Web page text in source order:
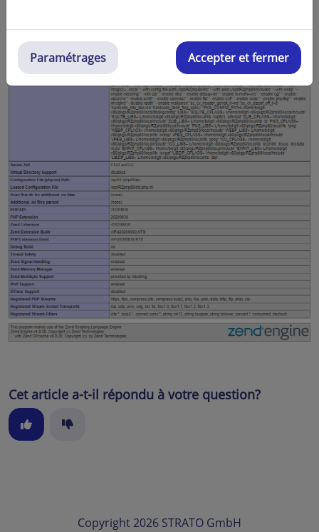
Cet article a-t-il répondu à votre question?
Copyright 2026 STRATO GmbH
Paramétrages Accepter et fermer